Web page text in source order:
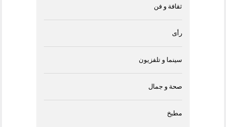
ثقافة و فن
رأى
سينما و تلفزيون
صحة و جمال
مطبخ